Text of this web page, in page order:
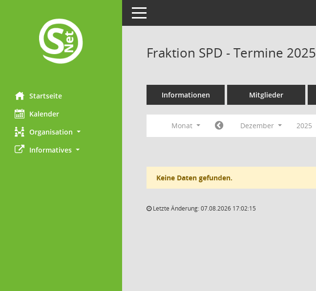
Startseite
Kalender
Organisation
Informatives
Toggle navigation
Fraktion SPD - Termine 2025
Informationen Mitglieder
Monat Dezember 2025
Keine Daten gefunden.
Letzte Änderung: 07.08.2026 17:02:15